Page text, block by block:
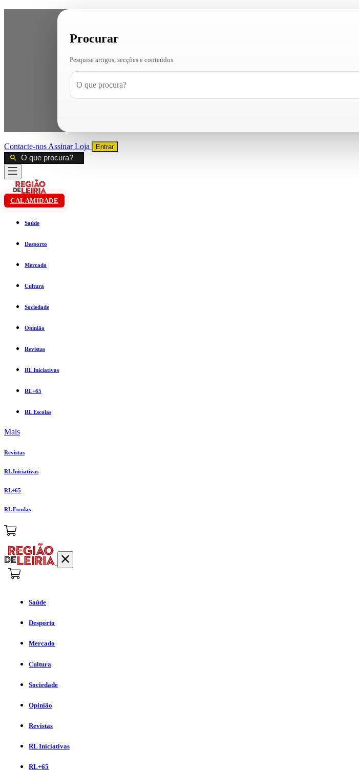
Procurar
Pesquise artigos, secções e conteúdos
Contacte-nos AssinarLoja Entrar
CALAMIDADE
Saúde
Desporto
Mercado
Cultura
Sociedade
Opinião
Revistas
RL Iniciativas
RL+65
RL Escolas
Mais
Revistas
RL Iniciativas
RL+65
RL Escolas
Saúde
Desporto
Mercado
Cultura
Sociedade
Opinião
Revistas
RL Iniciativas
RL+65